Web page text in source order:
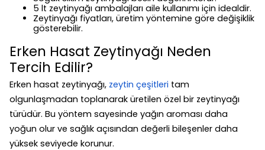
5 lt zeytinyağı ambalajları aile kullanımı için idealdir.
Zeytinyağı fiyatları, üretim yöntemine göre değişiklik
gösterebilir.
Erken Hasat Zeytinyağı Neden
Tercih Edilir?
Erken hasat zeytinyağı, zeytin çeşitleri tam
olgunlaşmadan toplanarak üretilen özel bir zeytinyağı
türüdür. Bu yöntem sayesinde yağın aroması daha
yoğun olur ve sağlık açısından değerli bileşenler daha
yüksek seviyede korunur.